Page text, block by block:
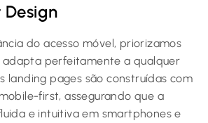
do acesso móvel, priorizamos
adapta perfeitamente a qualquer
landing pages são construídas com
first, assegurando que a
e intuitiva em smartphones e